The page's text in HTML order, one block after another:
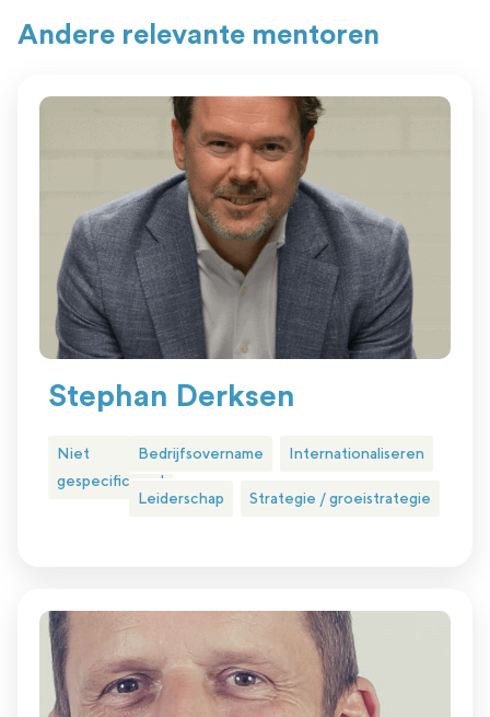
Andere relevante mentoren
Stephan Derksen
Niet
gespecificeerd
Bedrijfsovername Internationaliseren
Leiderschap Strategie / groeistrategie